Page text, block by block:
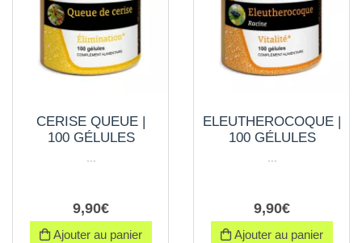
CERISE QUEUE |
100 GÉLULES
9,90€
Ajouter au panier
ELEUTHEROCOQUE |
100 GÉLULES
9,90€
Ajouter au panier